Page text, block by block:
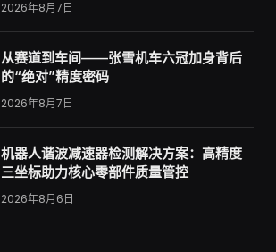
2026年8月7日
从赛道到车间——张雪机车六冠加身背后
的“绝对”精度密码
2026年8月7日
机器人谐波减速器检测解决方案：高精度
三坐标助力核心零部件质量管控
2026年8月6日